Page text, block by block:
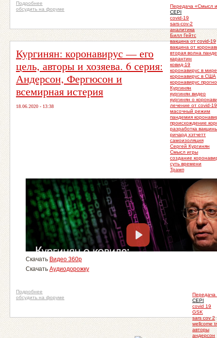
Передача «Смысл
CEPI
covid-19
sars-cov-2
аналитика
Билл Гейтс
вакцина от covid-19
вакцина от
вторая волна
карантин
ковид-19
коронавирус в мире
коронавирус в США
коронавирус
Кургинян
кургинян видео
кургинян о
лечение от covid-19
масочный режим
пандемия
происхождение
разработка
ричард хэтчетт
самоизоляция
Сергей Кургинян
Смысл игры
создание
суть времени
Трамп
Подробнее
обсудить на форуме
Кургинян: коронавирус — его
цель, авторы и хозяева. 6 серия:
Андерсон, Фергюсон и
всемирная истерия
18.06.2020 - 13:38
Скачать Видео 360p
Скачать Аудиодорожку
Передача
CEPI
covid 19
GSK
sars cov 2
wellcome
авторы
андерсон
Подробнее
обсудить на форуме